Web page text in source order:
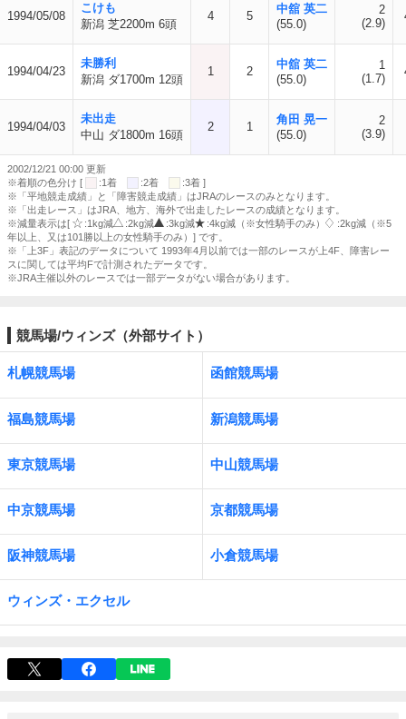
1994/05/08
こけも
新潟 芝2200m 6頭
4 5
中舘 英二
(55.0)
2
(2.9)
1994/04/23
未勝利
新潟 ダ1700m 12頭
1 2
中舘 英二
(55.0)
1
(1.7)
1994/04/03
未出走
中山 ダ1800m 16頭
2 1
角田 晃一
(55.0)
2
(3.9)
2002/12/21 00:00 更新
※着順の色分け [
:1着 :2着
:3着 ]
※「平地競走成績」と「障害競走成績」はJRAのレースのみとなります。
※「出走レース」はJRA、地方、海外で出走したレースの成績となります。
※減量表示は[
:1kg減 :2kg減 :3kg減 :4kg減（※女性騎手のみ）
:2kg減（※5
年以上、又は101勝以上の女性騎手のみ）] です。
※「上3F」表記のデータについて 1993年4月以前では一部のレースが上4F、障害レー
スに関しては平均Fで計測されたデータです。
※JRA主催以外のレースでは一部データがない場合があります。
競馬場/ウィンズ（外部サイト）
札幌競馬場 函館競馬場
福島競馬場 新潟競馬場
東京競馬場 中山競馬場
中京競馬場 京都競馬場
阪神競馬場 小倉競馬場
ウィンズ・エクセル